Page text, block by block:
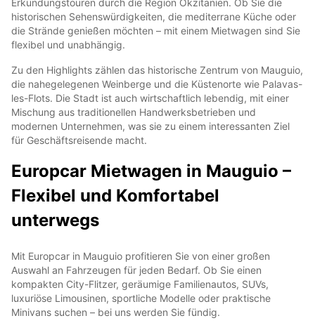
Erkundungstouren durch die Region Okzitanien. Ob Sie die
historischen Sehenswürdigkeiten, die mediterrane Küche oder
die Strände genießen möchten – mit einem Mietwagen sind Sie
flexibel und unabhängig.
Zu den Highlights zählen das historische Zentrum von Mauguio,
die nahegelegenen Weinberge und die Küstenorte wie Palavas-
les-Flots. Die Stadt ist auch wirtschaftlich lebendig, mit einer
Mischung aus traditionellen Handwerksbetrieben und
modernen Unternehmen, was sie zu einem interessanten Ziel
für Geschäftsreisende macht.
Europcar Mietwagen in Mauguio –
Flexibel und Komfortabel
unterwegs
Mit Europcar in Mauguio profitieren Sie von einer großen
Auswahl an Fahrzeugen für jeden Bedarf. Ob Sie einen
kompakten City-Flitzer, geräumige Familienautos, SUVs,
luxuriöse Limousinen, sportliche Modelle oder praktische
Minivans suchen – bei uns werden Sie fündig.